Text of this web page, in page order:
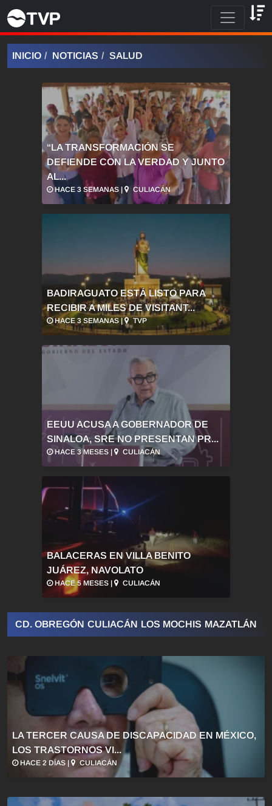
INICIO NOTICIAS SALUD
“LA TRANSFORMACIÓN SE
DEFIENDE CON LA VERDAD Y JUNTO
AL...
HACE 3 SEMANAS | CULIACÁN
BADIRAGUATO ESTÁ LISTO PARA
RECIBIR A MILES DE VISITANT...
HACE 3 SEMANAS | TVP
EEUU ACUSA A GOBERNADOR DE
SINALOA, SRE NO PRESENTAN PR...
HACE 3 MESES | CULIACÁN
BALACERAS EN VILLA BENITO
JUÁREZ, NAVOLATO
HACE 5 MESES | CULIACÁN
CD. OBREGÓN CULIACÁN LOS MOCHIS MAZATLÁN
LA TERCER CAUSA DE DISCAPACIDAD EN MÉXICO,
LOS TRASTORNOS VI...
HACE 2 DÍAS | CULIACÁN